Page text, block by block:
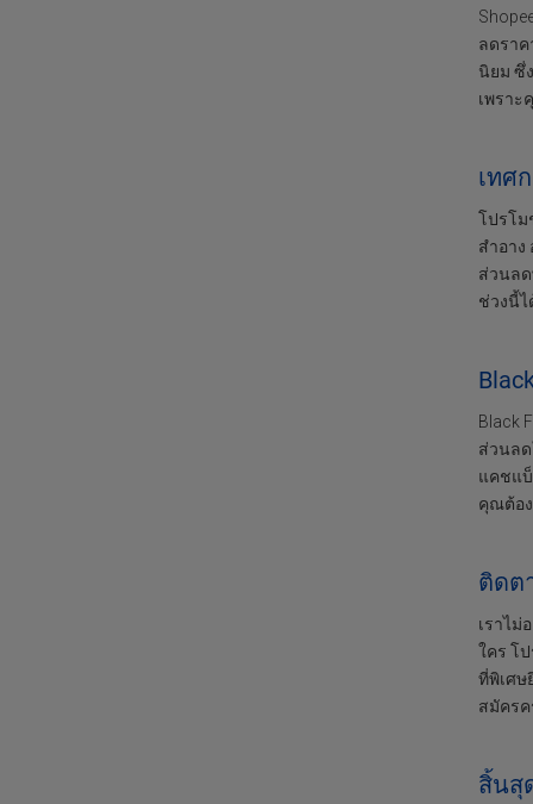
ลดรา
นิยม ซึ่
เพราะ
เทศ
โปรโม
สำอา
ส่วนลด
ช่วงนี้
Black
ส่วนลด
แคชแบ็
คุณต้อ
ติดต
เราไ
ใคร โ
ที่พิเศษ
สมัคร
สิ้นสุ